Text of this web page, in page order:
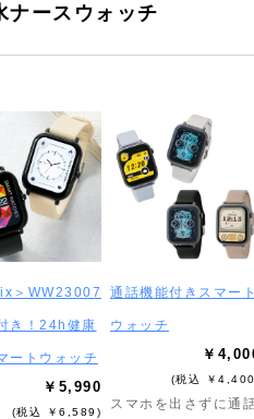
ナースウォッチ
＞WW23007
き！24h健康
ートウォッチ
￥5,990
(税込 ￥6,589)
通話機能付きスマート
ウォッチ
￥
(税込 ￥
スマホを出さずに通